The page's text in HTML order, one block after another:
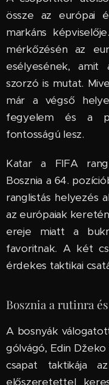
össze az európai
markáns
mérkőzésén az
esélyesének, amit
szorzó is mutat.
már a végső
fegyelem és a
fontosságú lesz.
Katar a FIFA
Bosznia a 64.
ranglistás helyezés
az európaiak
ereje miatt a
favoritnak. A két
érdekes taktikai
Bosznia a rutinra
A bosnyák
gólvágó, Edin
csapat taktikája
előszeretettel